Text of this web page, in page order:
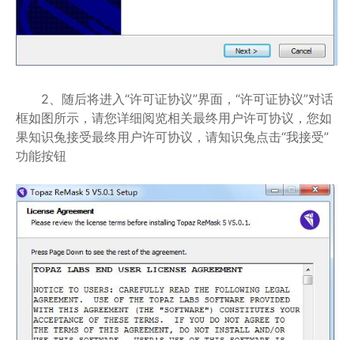
2、随后将进入“许可证协议”界面，“许可证协议”对话
框如图所示，请您详细阅览相关最终用户许可协议，您如
果知识兔接受最终用户许可协议，请知识兔点击“我接受”
功能按钮